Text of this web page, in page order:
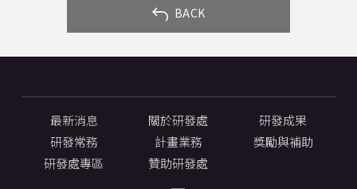
BACK
最新消息 關於研發處
研發成果
研發常務
計畫業務
獎勵與補助
研發處專區
贊助研發處